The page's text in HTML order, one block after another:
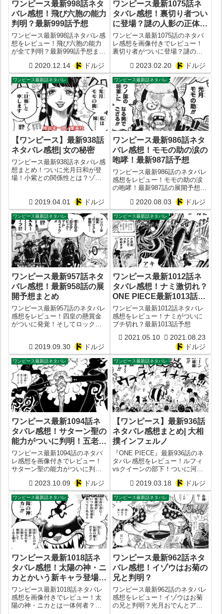
ワンピース最新998話ネタ
バレ感想！飛び六胞の能力
判明？最新999話予想
ワンピース最新998話ネタバレ感
想をレビュー！飛び六胞の能力
が全て判明？最新999話予想まと
2020.12.14 ドルジ
ワンピース最新1075話ネ
タバレ感想！裏切り者つい
に登場？謎の人影の正体と
は？ベガパンクの裏切り？
ワンピース最新1075話のネタバ
レ感想を画像付きでレビュー！
裏切り者がついに登場？謎の人
切ってセラフィムを支配下に？
2023.02.20 ドルジ
ワンピース最新話ネタバレ
【ワンピース】最新938話
ネタバレ感想| 女の秘密
ワンピース最新938話ネタバレ感
想まとめ！ついに光月日和が登
場！小紫との関係性とは？ゾロ
2019.04.01 ドルジ
ワンピース最新話ネタバレ
ワンピース最新986話ネタ
バレ感想！モモの助の涙の
咆哮！最新987話予想
ワンピース最新986話のネタバレ
感想をレビュー！モモの助の涙
の咆哮！最新987話の展開予想ま
2020.08.03 ドルジ
ワンピース最新話ネタバレ
ワンピース最新957話ネタ
バレ感想！最新958話の展
開予想まとめ
ワンピース最新957話のネタバレ
感想をレビュー！四皇の懸賞金
がついに発覚！そしてロックス
2019.09.30 ドルジ
ワンピース最新話ネタバレ
ワンピース最新1012話ネ
タバレ感想！ナミ激切れ？
ONE PIECE最新1013話予
想
ワンピース最新1012話ネタバレ
感想をレビュー！ナミがついに
ブチ切れ？最新1013話予想
2021.05.10
2021.08.23
ドルジ
ワンピース最新話ネタバレ
ワンピース最新1094話ネ
タバレ感想！サターン聖の
能力がついに判明！五老星
と五芒星
ワンピース最新1094話のネタバ
レ感想を画像付きでレビュー！
サターン聖の能力がついに判
2023.10.09 ドルジ
ワンピース最新話ネタバレ
【ワンピース】最新936話
ネタバレ感想まとめ| 大相
撲インフェルノ
『ONE PIECE』最新936話のネ
タバレ感想をレビュー！ルフィ
vsクイーンの部下！ついに河松
もあるよ！2019.03.18 ドルジ
ワンピース最新話ネタバレ
ワンピース最新1018話ネ
タバレ感想！太陽の神・ニ
カとかいう新キャラ登場ｗ
ｗONE PIECE最新1019話
予想
ワンピース最新1018話ネタバレ
感想を画像付きでレビュー！太
陽の神・ニカとは一体何者？新
ワンピース最新話ネタバレ
ワンピース最新962話ネタ
バレ感想！イゾウはお菊の
兄と判明？
ワンピース最新962話のネタバレ
感想をレビュー！イゾウはお菊
の兄と判明？光月おでんとアシ